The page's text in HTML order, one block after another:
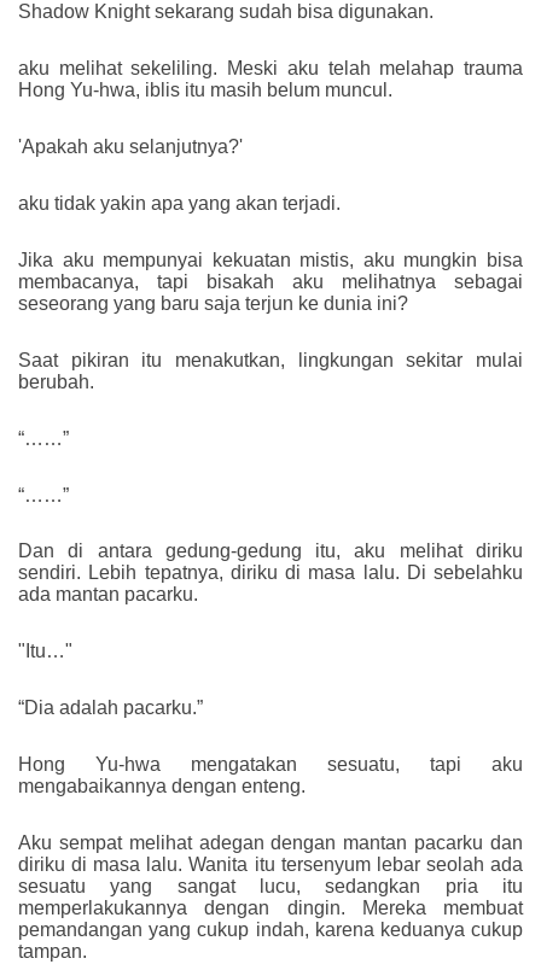
Shadow Knight sekarang sudah bisa digunakan.
aku melihat sekeliling. Meski aku telah melahap trauma
Hong Yu-hwa, iblis itu masih belum muncul.
'Apakah aku selanjutnya?'
aku tidak yakin apa yang akan terjadi.
Jika aku mempunyai kekuatan mistis, aku mungkin bisa
membacanya, tapi bisakah aku melihatnya sebagai
seseorang yang baru saja terjun ke dunia ini?
Saat pikiran itu menakutkan, lingkungan sekitar mulai
berubah.
“……”
“……”
Dan di antara gedung-gedung itu, aku melihat diriku
sendiri. Lebih tepatnya, diriku di masa lalu. Di sebelahku
ada mantan pacarku.
"Itu…"
“Dia adalah pacarku.”
Hong Yu-hwa mengatakan sesuatu, tapi aku
mengabaikannya dengan enteng.
Aku sempat melihat adegan dengan mantan pacarku dan
diriku di masa lalu. Wanita itu tersenyum lebar seolah ada
sesuatu yang sangat lucu, sedangkan pria itu
memperlakukannya dengan dingin. Mereka membuat
pemandangan yang cukup indah, karena keduanya cukup
tampan.